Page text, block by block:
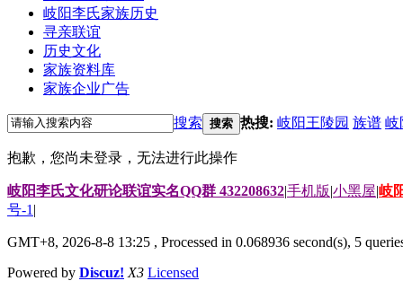
岐阳李氏家族历史
寻亲联谊
历史文化
家族资料库
家族企业广告
搜索 搜索 热搜: 岐阳王陵园 族谱 岐
抱歉，您尚未登录，无法进行此操作
岐阳李氏文化研论联谊实名QQ群 432208632|手机版|小黑屋|岐
号-1 |
GMT+8, 2026-8-8 13:25 , Processed in 0.068936 second(s), 5
Powered by Discuz! X3 Licensed